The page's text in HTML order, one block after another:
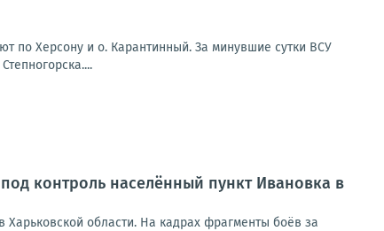
по Херсону и о. Карантинный. За минувшие сутки ВСУ
контроль населённый пункт Ивановка в
области. На кадрах фрагменты боёв за